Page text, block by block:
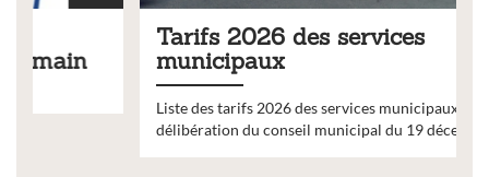
Tarifs 2026 des services
municipaux
Liste des tarifs 2026 des services municipaux,
délibération du conseil municipal du 19 décembre 2025